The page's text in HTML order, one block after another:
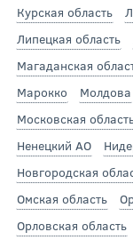
Курская область
Липецкая область
Магаданская
Марокко
Молдова
Московская
Ненецкий АО
Новгородская
Омская область
Орловская область